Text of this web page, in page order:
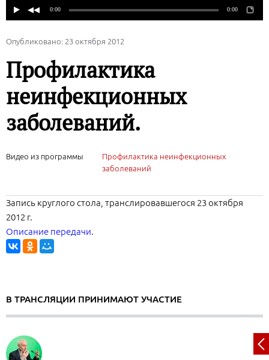
Опубликовано: 23 октября 2012
Профилактика
неинфекционных
заболеваний.
Видео из программы
Профилактика неинфекционных
заболеваний
Запись круглого стола, транслировавшегося 23 октября
2012 г.
Описание передачи.
В ТРАНСЛЯЦИИ ПРИНИМАЮТ УЧАСТИЕ